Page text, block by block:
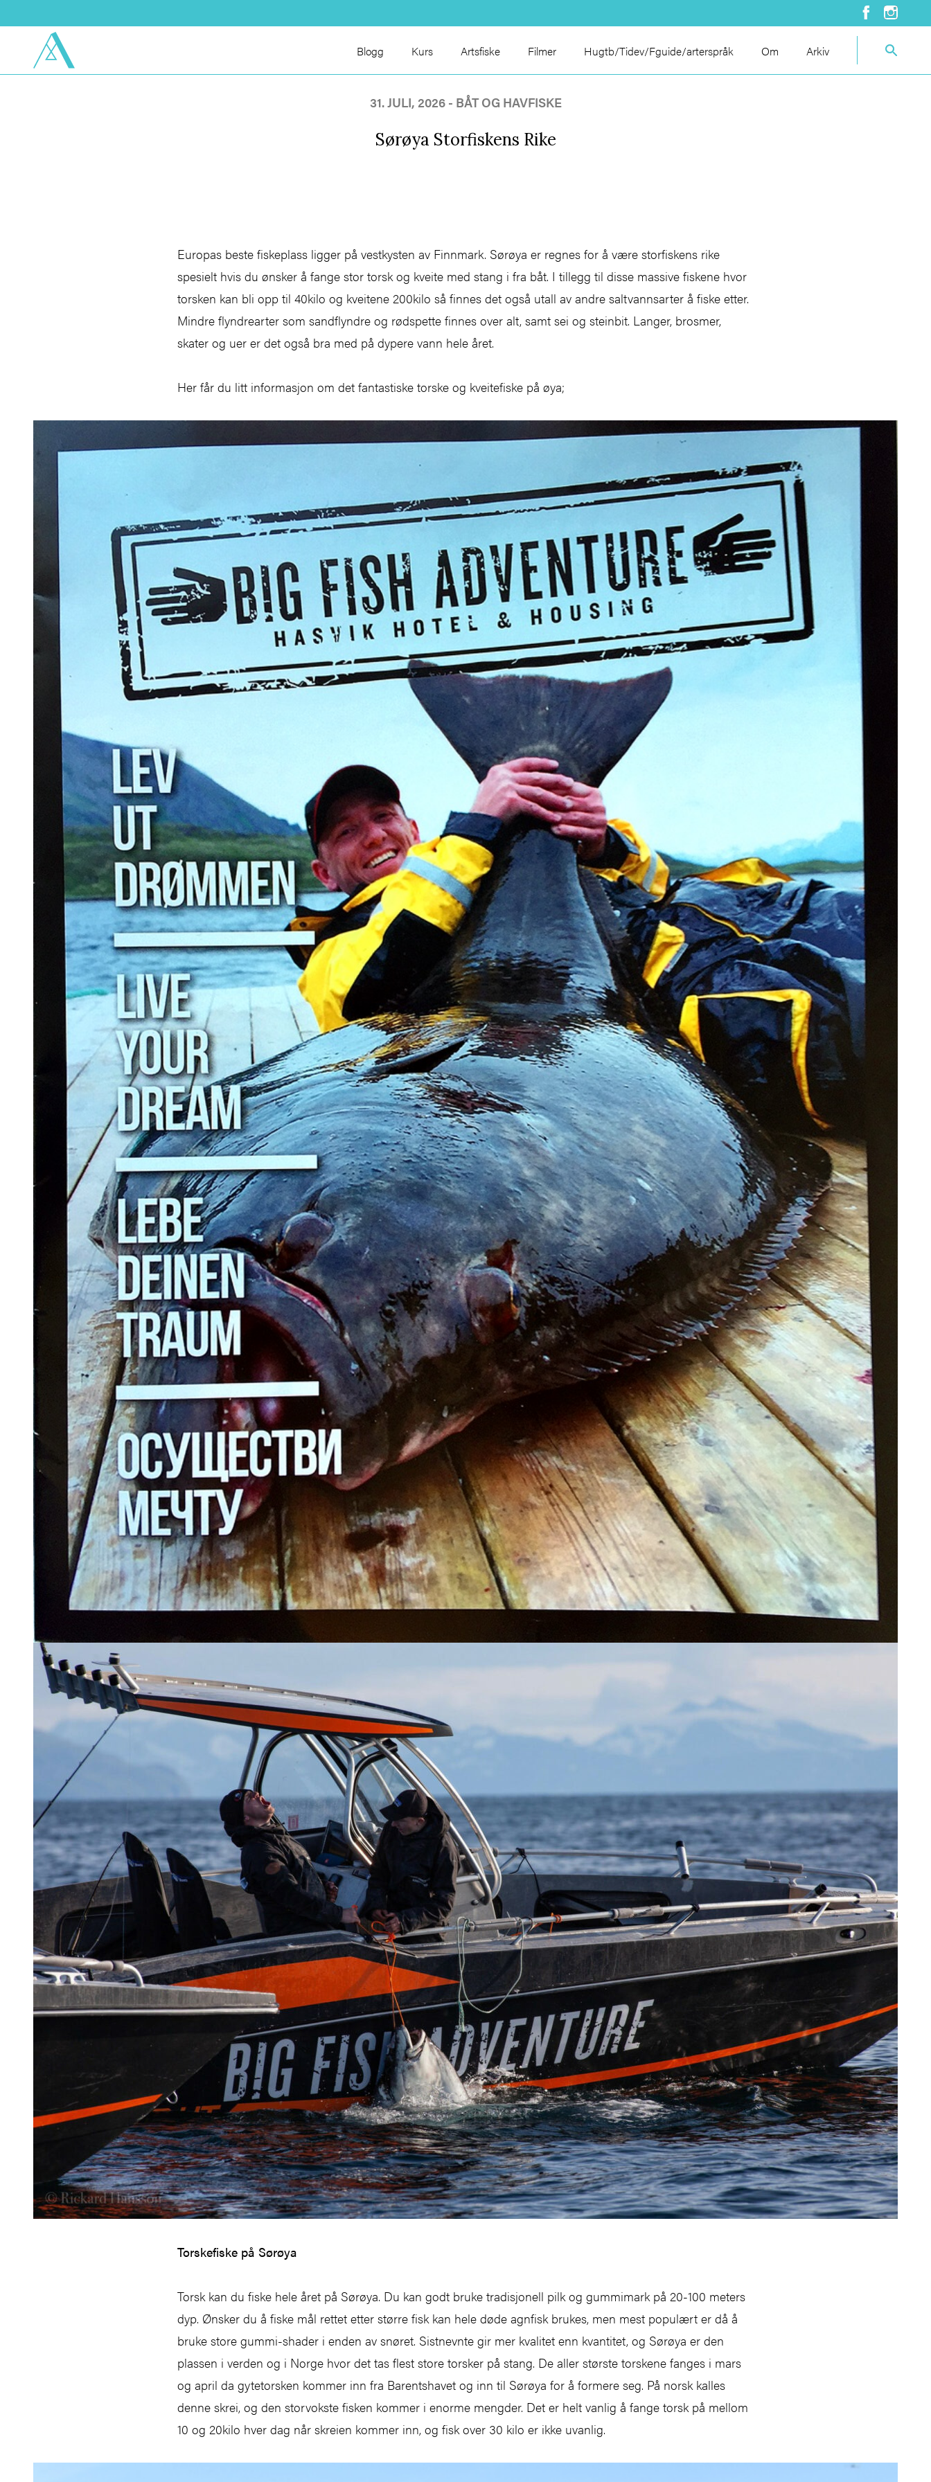
Blogg Kurs Artsfiske Filmer Hugtb/Tidev/Fguide/arterspråk Om Arkiv
31. JULI, 2026 - BÅT OG HAVFISKE
Sørøya Storfiskens Rike
Europas beste fiskeplass ligger på vestkysten av Finnmark. Sørøya er regnes for å være storfiskens rike
spesielt hvis du ønsker å fange stor torsk og kveite med stang i fra båt. I tillegg til disse massive fiskene hvor
torsken kan bli opp til 40kilo og kveitene 200kilo så finnes det også utall av andre saltvannsarter å fiske etter.
Mindre flyndrearter som sandflyndre og rødspette finnes over alt, samt sei og steinbit. Langer, brosmer,
skater og uer er det også bra med på dypere vann hele året.
Her får du litt informasjon om det fantastiske torske og kveitefiske på øya;
Torskefiske på Sørøya
Torsk kan du fiske hele året på Sørøya. Du kan godt bruke tradisjonell pilk og gummimark på 20-100 meters
dyp. Ønsker du å fiske mål rettet etter større fisk kan hele døde agnfisk brukes, men mest populært er då å
bruke store gummi-shader i enden av snøret. Sistnevnte gir mer kvalitet enn kvantitet, og Sørøya er den
plassen i verden og i Norge hvor det tas flest store torsker på stang. De aller største torskene fanges i mars
og april da gytetorsken kommer inn fra Barentshavet og inn til Sørøya for å formere seg. På norsk kalles
denne skrei, og den storvokste fisken kommer i enorme mengder. Det er helt vanlig å fange torsk på mellom
10 og 20kilo hver dag når skreien kommer inn, og fisk over 30 kilo er ikke uvanlig.